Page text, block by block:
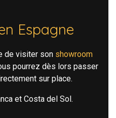
Espagne
de visiter son showroom
pourrez dès lors passer
sur place.
et Costa del Sol.